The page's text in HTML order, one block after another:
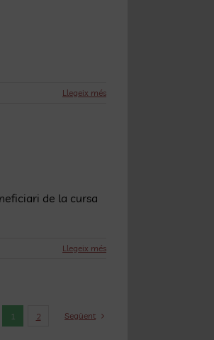
Llegeix més
de la cursa
Llegeix més
1 2 Següent